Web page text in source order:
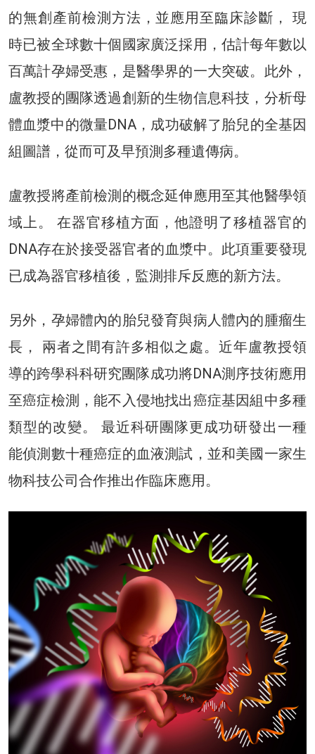
的無創產前檢測方法，並應用至臨床診斷， 現
時已被全球數十個國家廣泛採用，估計每年數以
百萬計孕婦受惠，是醫學界的一大突破。此外，
盧教授的團隊透過創新的生物信息科技，分析母
體血漿中的微量DNA，成功破解了胎兒的全基因
組圖譜，從而可及早預測多種遺傳病。
盧教授將產前檢測的概念延伸應用至其他醫學領
域上。 在器官移植方面，他證明了移植器官的
DNA存在於接受器官者的血漿中。此項重要發現
已成為器官移植後，監測排斥反應的新方法。
另外，孕婦體內的胎兒發育與病人體內的腫瘤生
長， 兩者之間有許多相似之處。近年盧教授領
導的跨學科科研究團隊成功將DNA測序技術應用
至癌症檢測，能不入侵地找出癌症基因組中多種
類型的改變。 最近科研團隊更成功研發出一種
能偵測數十種癌症的血液測試，並和美國一家生
物科技公司合作推出作臨床應用。